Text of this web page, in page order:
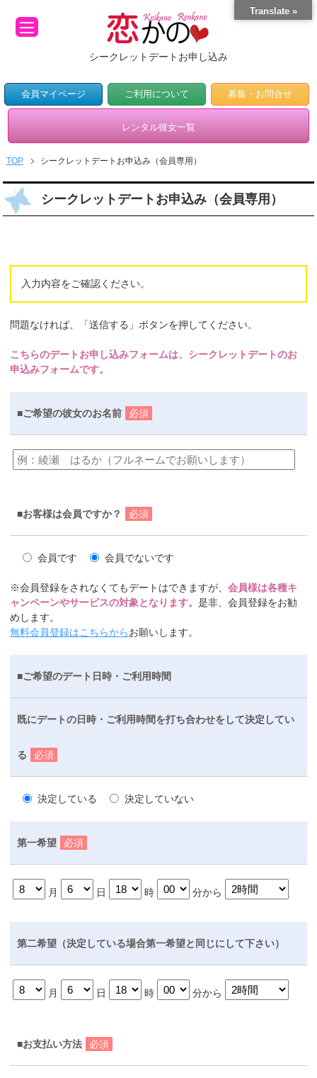
シークレットデートお申し込み
会員マイページ ご利用について 募集・お問合せ
レンタル彼女一覧
TOP シークレットデートお申込み（会員専用）
シークレットデートお申込み（会員専用）
入力内容をご確認ください。
問題なければ、「送信する」ボタンを押してください。
こちらのデートお申し込みフォームは、シークレットデートのお
申込みフォームです。
■ご希望の彼女のお名前 必須
■お客様は会員ですか？ 必須
会員です 会員でないです
※会員登録をされなくてもデートはできますが、会員様は各種キ
ャンペーンやサービスの対象となります。是非、会員登録をお勧
めします。
無料会員登録はこちらからお願いします。
■ご希望のデート日時・ご利用時間
既にデートの日時・ご利用時間を打ち合わせをして決定してい
る 必須
決定している 決定していない
第一希望 必須
月 日 時 分から
第二希望（決定している場合第一希望と同じにして下さい）
月 日 時 分から
■お支払い方法 必須
Translate »